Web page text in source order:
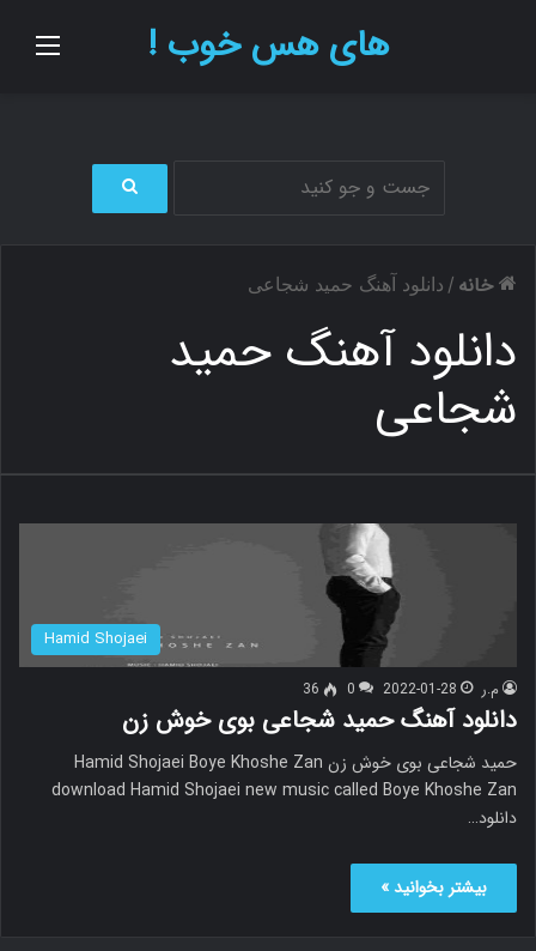
های هس خوب !
ج
خانه / دانلود آهنگ حمید شجاعی
دانلود آهنگ حمید
شجاعی
Hamid Shojaei
م.ر 2022-01-28
0
36
دانلود آهنگ حمید شجاعی بوی خوش زن
حمید شجاعی بوی خوش زن Hamid Shojaei Boye Khoshe Zan
download Hamid Shojaei new music called Boye Khoshe Zan
دانلود…
بیشتر بخوانید »